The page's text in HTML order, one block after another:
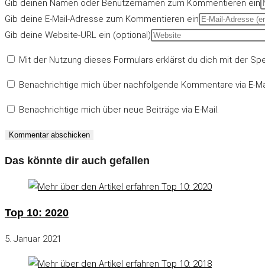
Gib deinen Namen oder Benutzernamen zum Kommentieren ein
Gib deine E-Mail-Adresse zum Kommentieren ein
Gib deine Website-URL ein (optional)
Mit der Nutzung dieses Formulars erklärst du dich mit der
Benachrichtige mich über nachfolgende Kommentare via E-
Benachrichtige mich über neue Beiträge via E-Mail.
Das könnte dir auch gefallen
Top 10: 2020
5. Januar 2021